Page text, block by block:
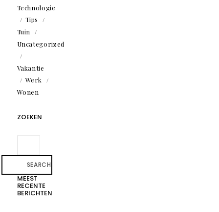
Technologie
Tips
Tuin
Uncategorized
Vakantie
Werk
Wonen
ZOEKEN
SEARCH
MEEST
RECENTE
BERICHTEN